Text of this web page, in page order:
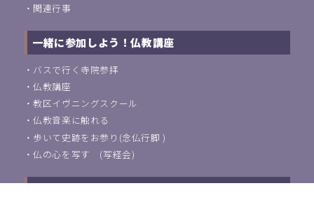
・ 関連行事
一緒に参加しよう！仏教講座
・ バスで行く寺院参拝
・仏教講座
・教区イヴニングスクール
・仏教音楽に触れる
・ 歩いて史跡をお参り(念仏行脚 )
・仏の心を写す (写経会)